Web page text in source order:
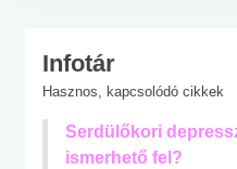
Infotár
Hasznos, kapcsolódó cikkek
Serdülőkori
ismerhető fel?